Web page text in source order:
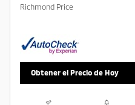
Richmond Price
Obtener el Precio de Hoy